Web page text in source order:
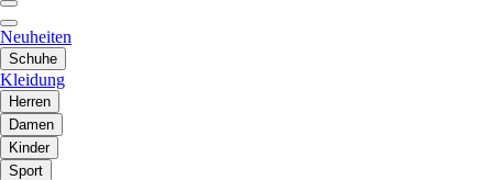
Neuheiten
Schuhe
Kleidung
Herren
Damen
Kinder
Sport